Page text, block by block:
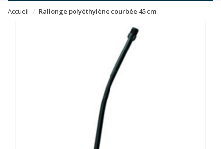
Accueil Rallonge polyéthylène courbée 45 cm